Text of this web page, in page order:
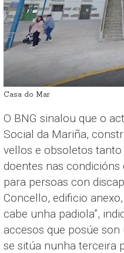
Casa do Mar
O BNG sinalou que o
Social da Mariña,
vellos e obsoletos
doentes nas condicións
para persoas con
Concello, edificio
cabe unha padiola”,
accesos que posúe
se sitúa nunha terceira